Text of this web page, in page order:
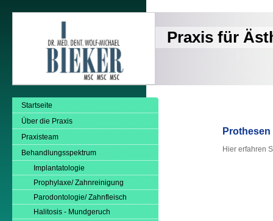
Praxis für
Hier erfahren
Startseite
Über die Praxis
Praxisteam
Behandlungsspektrum
Implantatologie
Prophylaxe/ Zahnreinigung
Parodontologie/ Zahnfleisch
Halitosis - Mundgeruch